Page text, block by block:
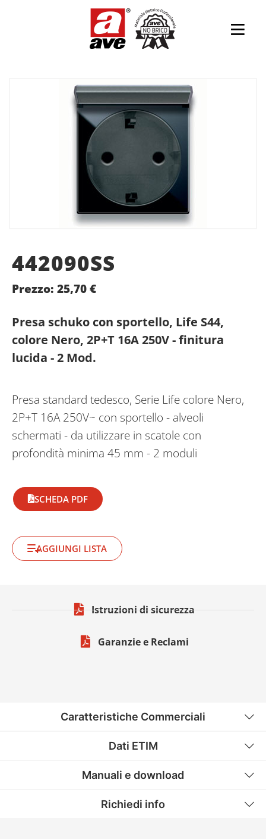
442090SS
Prezzo: 25,70€
Presa schuko con sportello, Life S44,
colore Nero, 2P+T 16A 250V - finitura
lucida - 2 Mod.
Presa standard tedesco, Serie Life colore Nero,
2P+T 16A 250V~ con sportello - alveoli
schermati - da utilizzare in scatole con
profondità minima 45 mm - 2 moduli
SCHEDA PDF
AGGIUNGI LISTA
Istruzioni di sicurezza
Garanzie e Reclami
Caratteristiche Commerciali
Dati ETIM
Manuali e download
Richiedi info